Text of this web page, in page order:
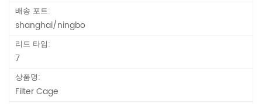
배송 포트:
shanghai/ningbo
리드 타임:
7
상품명:
Filter Cage